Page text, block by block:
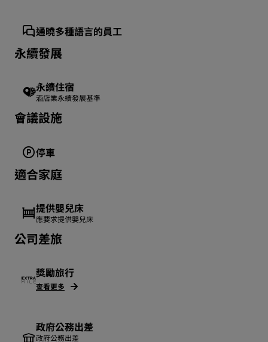
通曉多種語言的員工
永續發展
永續住宿
酒店業永續發展基準
會議設施
停車
適合家庭
提供嬰兒床
應要求提供嬰兒床
公司差旅
獎勵旅行
查看更多
政府公務出差
政府公務出差